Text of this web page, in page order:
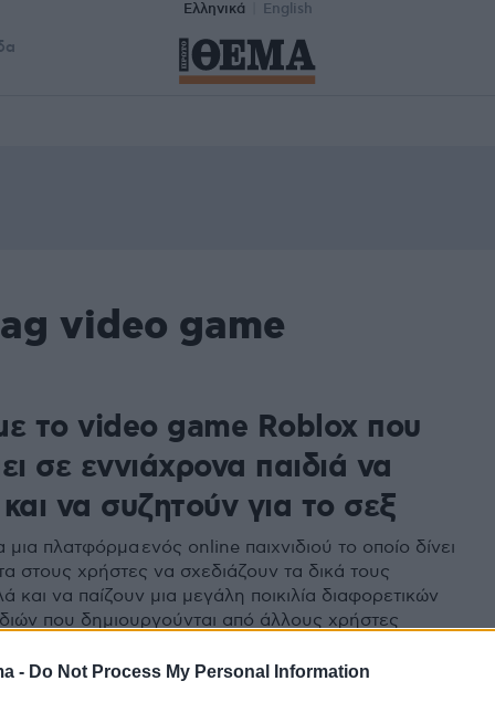
- Do Not Process My Personal Information
Ελληνικά English
video game
το video game Roblox που
σε εννιάχρονα παιδιά να
να συζητούν για το σεξ
μια πλατφόρμα ενός online παιχνιδιού το οποίο δίνει
στους χρήστες να σχεδιάζουν τα δικά τους
και να παίζουν μια μεγάλη ποικιλία διαφορετικών
που δημιουργούνται από άλλους χρήστες